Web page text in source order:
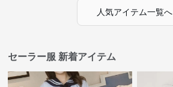
人気アイテム一覧へ
セーラー服 新着アイテム